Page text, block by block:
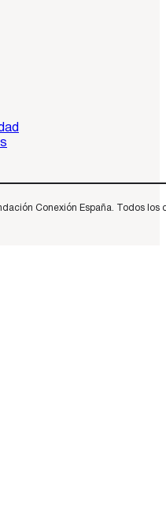
Conexión España. Todos los